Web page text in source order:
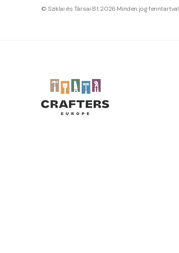
© Sziklai és Társai Bt. 2026 Minden jog fenntartva!